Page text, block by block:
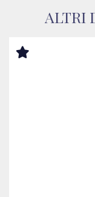
ALTRI